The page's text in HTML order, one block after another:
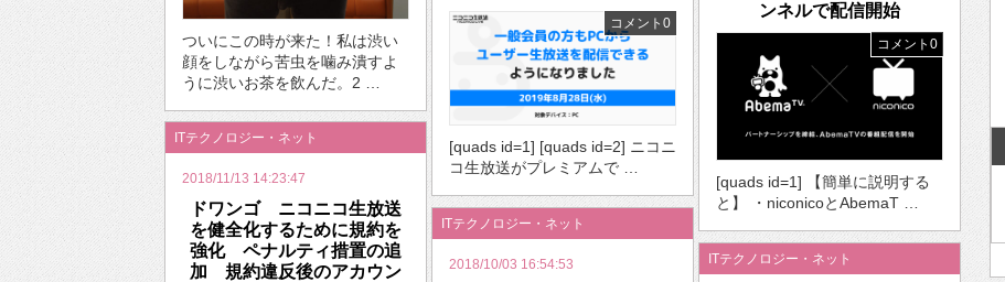
ついにこの時が来た！私は渋い
顔をしながら苦虫を噛み潰すよ
うに渋いお茶を飲んだ。2 …
コメント0
[quads id=1] [quads id=2] ニコニ
コ生放送がプレミアムで …
ンネルで配信開始
コメント0
[quads id=1] 【簡単に説明する
と】 ・niconicoとAbemaT …
ITテクノロジー・ネット
2018/11/13 14:23:47
ドワンゴ ニコニコ生放送
を健全化するために規約を
強化 ペナルティ措置の追
加 規約違反後のアカウン
ITテクノロジー・ネット
2018/10/03 16:54:53 ITテクノロジー・ネット